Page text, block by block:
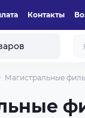
Контакты
Магистральные